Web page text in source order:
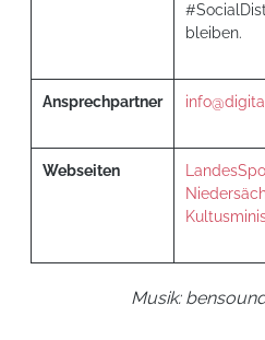
bleiben.
Ansprechpartner
Webseiten
Musik: